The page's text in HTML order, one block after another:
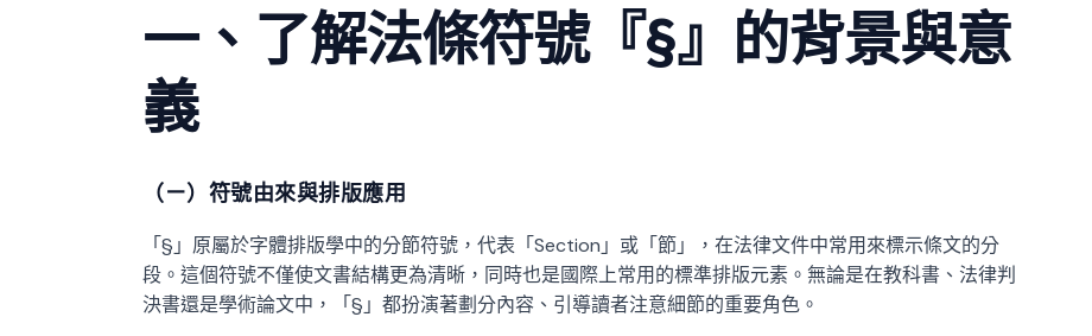
一、了解法條符號『§』的背景與意
義
（ㄧ）符號由來與排版應用
「§」原屬於字體排版學中的分節符號，代表「Section」或「節」，在法律文件中常用來標示條文的分
段。這個符號不僅使文書結構更為清晰，同時也是國際上常用的標準排版元素。無論是在教科書、法律判
決書還是學術論文中，「§」都扮演著劃分內容、引導讀者注意細節的重要角色。